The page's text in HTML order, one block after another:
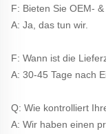
F: Bieten Sie OEM-
A: Ja, das tun wir.
F: Wann ist die
A: 30-45 Tage nach
Q: Wie kontrolliert
A: Wir haben einen